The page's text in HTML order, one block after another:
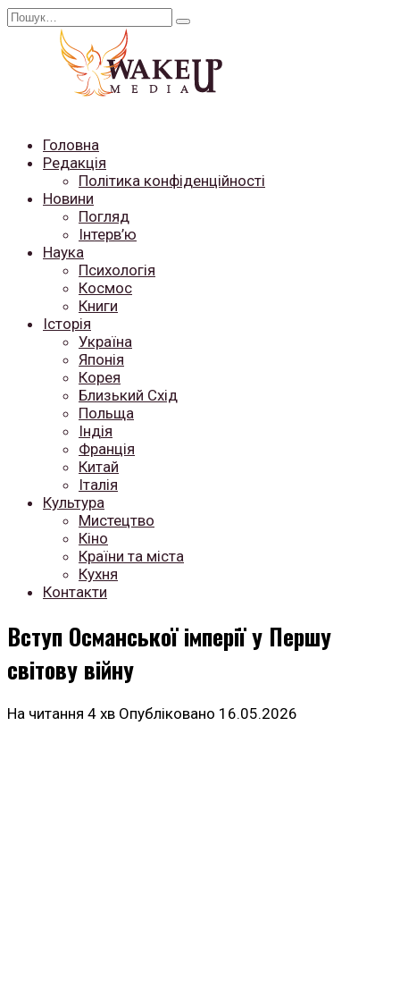
Перейти
Search
Головна
Редакція
Політика конфіденційності
Новини
Погляд
Інтерв’ю
Наука
Психологія
Космос
Книги
Історія
Україна
Японія
Корея
Близький Схід
Польща
Індія
Франція
Китай
Італія
Культура
Мистецтво
Кіно
Країни та міста
Кухня
Контакти
Вступ Османської імперії у Першу
світову війну
На читання 4 хв Опубліковано 16.05.2026